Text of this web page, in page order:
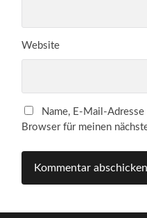
Website
Name, E-Mail-
Browser für meinen